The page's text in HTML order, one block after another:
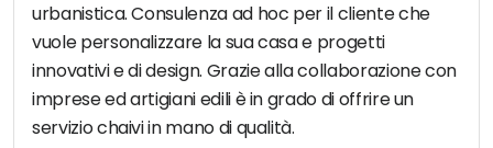
urbanistica. Consulenza ad hoc per il cliente che
vuole personalizzare la sua casa e progetti
innovativi e di design. Grazie alla collaborazione con
imprese ed artigiani edili è in grado di offrire un
servizio chaivi in mano di qualità.